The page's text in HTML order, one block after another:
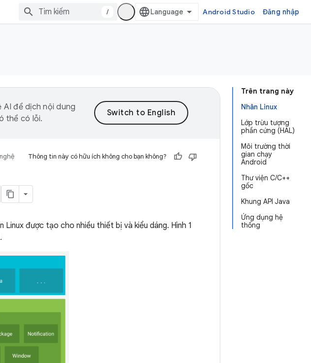
/ Android Studio Đăng nhập
Trên trang này
Nhân Linux
Lớp trừu tượng
phần cứng (HAL)
Môi trường thời
gian chạy
Android
Thư viện C/C++
gốc
Khung API Java
Ứng dụng hệ
thống
để dịch nội dung
thể có lỗi.
Thông tin này có hữu ích không cho bạn không?
được tạo cho nhiều thiết bị và kiểu dáng. Hình 1